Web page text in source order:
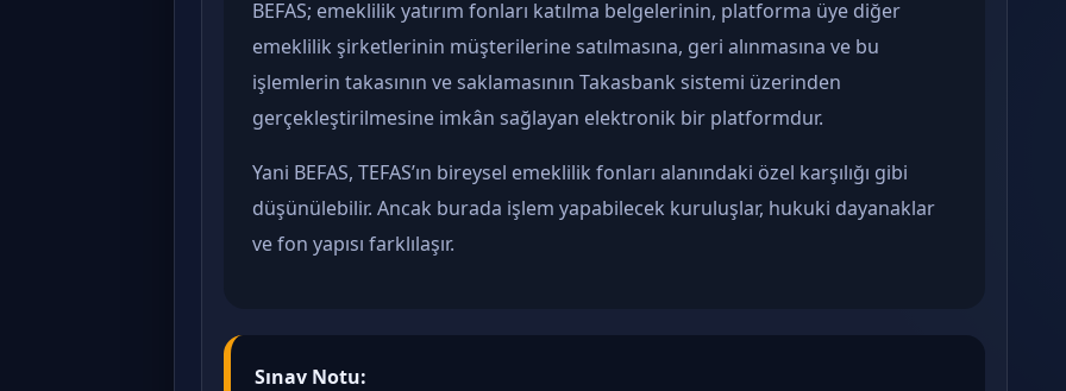
BEFAS; emeklilik yatırım fonları katılma belgelerinin, platforma üye diğer
emeklilik şirketlerinin müşterilerine satılmasına, geri alınmasına ve bu
işlemlerin takasının ve saklamasının Takasbank sistemi üzerinden
gerçekleştirilmesine imkân sağlayan elektronik bir platformdur.
Yani BEFAS, TEFAS’ın bireysel emeklilik fonları alanındaki özel karşılığı gibi
düşünülebilir. Ancak burada işlem yapabilecek kuruluşlar, hukuki dayanaklar
ve fon yapısı farklılaşır.
Sınav Notu: